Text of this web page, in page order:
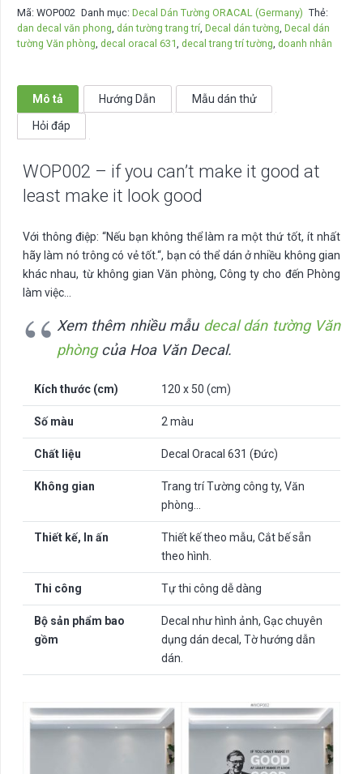
you
can't
good
at
least
look
lượng
Mã: WOP002 Danh mục:Decal Dán Tường ORACAL (Germany) Thẻ:
dan decal văn phong, dán tường trang trí, Decal dán tường, Decal dán
tường Văn phòng, decal oracal 631, decal trang trí tường, doanh nhân
Mô tả Hướng Dẫn Mẫu dán thử
Hỏi đáp
WOP002 – if you can’t make it good at
least make it look good
Với thông điệp: “Nếu bạn không thể làm ra một thứ tốt, ít nhất
hãy làm nó trông có vẻ tốt.“, bạn có thể dán ở nhiều không gian
khác nhau, từ không gian Văn phòng, Công ty cho đến Phòng
làm việc…
Xem thêm nhiều mẫu decal dán tường Văn
phòngcủa Hoa Văn Decal.
Kích thước (cm) 120 x 50 (cm)
Số màu 2 màu
Chất liệu Decal Oracal 631 (Đức)
Không gian
Trang trí Tường công ty, Văn
phòng…
Thiết kế, In ấn
Thiết kế theo mẫu, Cắt bế sẵn
theo hình.
Thi công Tự thi công dễ dàng
Bộ sản phẩm bao
gồm
Decal như hình ảnh, Gạc chuyên
dụng dán decal, Tờ hướng dẫn
dán.